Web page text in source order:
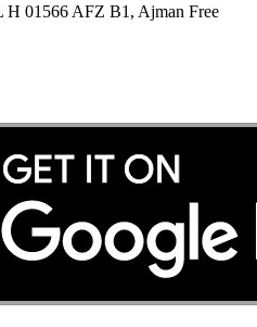
H 01566 AFZ B1, Ajman Free